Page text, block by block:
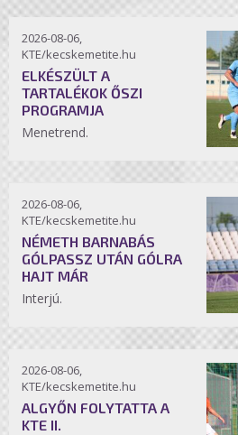
2026-08-06,
KTE/kecskemetite.hu
ELKÉSZÜLT A
TARTALÉKOK ŐSZI
PROGRAMJA
Menetrend.
2026-08-06,
KTE/kecskemetite.hu
NÉMETH BARNABÁS
GÓLPASSZ UTÁN GÓLRA
HAJT MÁR
Interjú.
2026-08-06,
KTE/kecskemetite.hu
ALGYŐN FOLYTATTA A
KTE II.